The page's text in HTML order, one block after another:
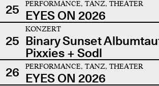
25 PERFORMANCE, TANZ, THEATER
EYES ON 2026
25
KONZERT
Binary Sunset
Pixxies + Sodl
26
PERFORMANCE, TANZ, THEATER
EYES ON 2026